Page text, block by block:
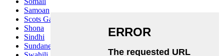
Samoan
Scots Gaelic
Shona
Sindhi
Sundanese